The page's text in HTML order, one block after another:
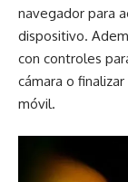
navegador para
dispositivo.
con controles
cámara o
móvil.